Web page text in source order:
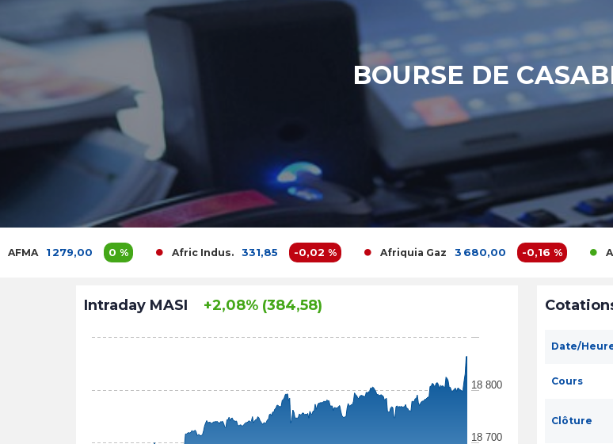
BOURSE DE
0 % Afric Indus. 331,85 -0,02 % Afriquia Gaz 3 680,00 -0,16 % Agma 6
Intraday MASI +2,08% (384,58)
18 700
18 800
Date/
Cours
Clôture